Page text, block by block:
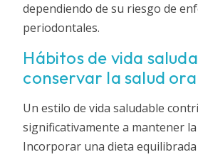
dependiendo de su riesgo de
periodontales.
Hábitos de vida
conservar la salud
Un estilo de vida saludable
significativamente a mantener
Incorporar una dieta